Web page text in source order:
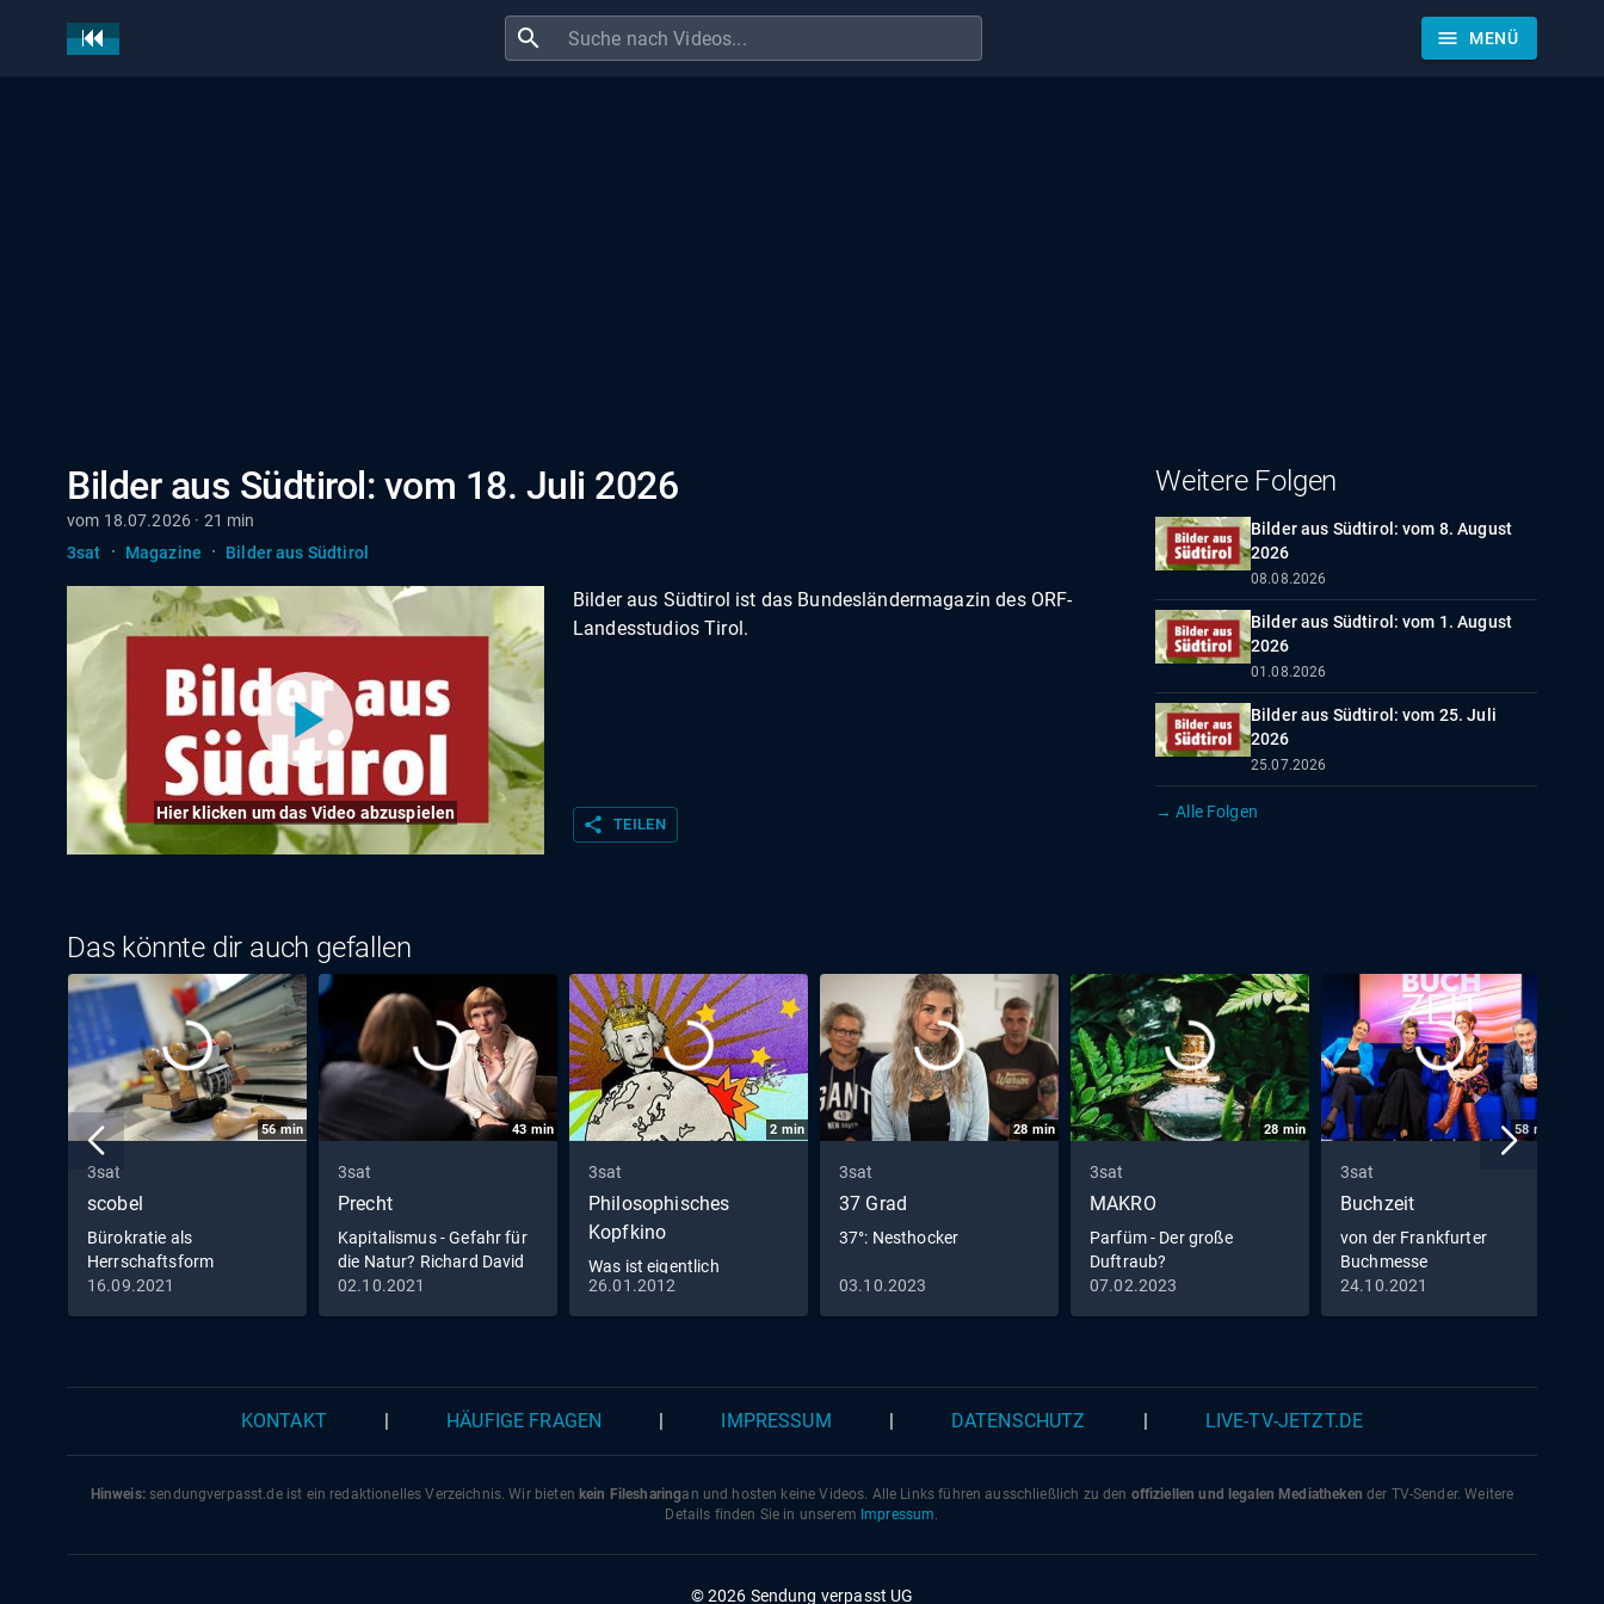
search menu MENÜ
Bilder aus Südtirol: vom 18. Juli 2026
vom 18.07.2026 · 21 min
3sat
· Magazine · Bilder aus Südtirol
Hier klicken um das Video abzuspielen
Bilder aus Südtirol ist das Bundesländermagazin des ORF-
Landesstudios Tirol.
share TEILEN
Weitere Folgen
Bilder aus Südtirol: vom 8. August
2026
08.08.2026
Bilder aus Südtirol: vom 1. August
2026
01.08.2026
Bilder aus Südtirol: vom 25. Juli
2026
25.07.2026
→ Alle Folgen
Das könnte dir auch gefallen
56min
3sat
scobel
Bürokratie als
Herrschaftsform
16.09.2021
43 min
3sat
Precht
Kapitalismus - Gefahr für
die Natur? Richard David
Precht im Gespräch mit
02.10.2021
2 min
3sat
Philosophisches
Kopfkino
Was ist eigentlich
Empirismus?
26.01.2012
28 min
3sat
37 Grad
37°: Nesthocker
03.10.2023
28min
3sat
MAKRO
Parfüm - Der große
Duftraub?
07.02.2023
58 min
3sat
Buchzeit
von der Frankfurter
Buchmesse
24.10.2021
KONTAKT HÄUFIGE FRAGEN IMPRESSUM DATENSCHUTZ LIVE-TV-JETZT.DE
Hinweis:sendungverpasst.deist ein redaktionelles Verzeichnis. Wir bieten kein Filesharingan und hosten keine Videos. Alle Links führen ausschließlich zu den offiziellen und legalen Mediatheken der TV-Sender. Weitere
Details finden Sie in unserem Impressum.
© 2026 Sendung verpasst UG